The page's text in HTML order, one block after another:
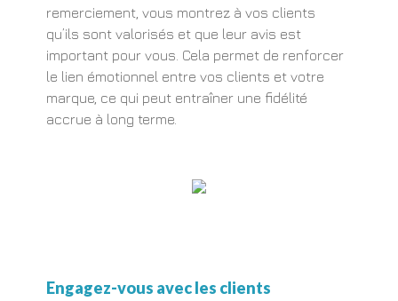
remerciement, vous montrez à vos clients
qu’ils sont valorisés et que leur avis est
important pour vous. Cela permet de renforcer
le lien émotionnel entre vos clients et votre
marque, ce qui peut entraîner une fidélité
accrue à long terme.
Engagez-vous avec les clients